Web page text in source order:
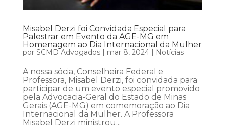
Misabel Derzi foi Convidada Especial para
Palestrar em Evento da AGE-MG em
Homenagem ao Dia Internacional da Mulher
por SCMD Advogados| mar 8, 2024| Notícias
A nossa sócia, Conselheira Federal e
Professora, Misabel Derzi, foi convidada para
participar de um evento especial promovido
pela Advocacia-Geral do Estado de Minas
Gerais (AGE-MG) em comemoração ao Dia
Internacional da Mulher. A Professora
Misabel Derzi ministrou...